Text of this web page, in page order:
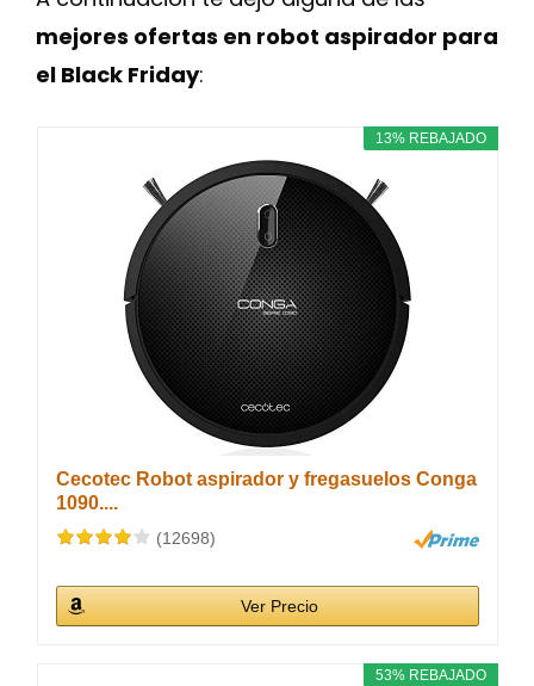
mejores ofertas en robot aspirador para
el Black Friday:
13% REBAJADO
Cecotec Robot aspirador y fregasuelos Conga
1090....
(12698)
Ver Precio
53% REBAJADO